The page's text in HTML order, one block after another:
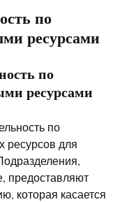
по
ресурсами
по
ресурсами
по
ресурсов для
предоставляют
которая касается